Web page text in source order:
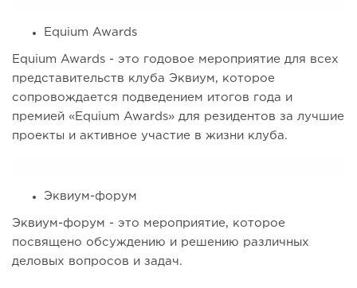
Equium Awards
Equium Awards - это годовое мероприятие для всех
представительств клуба Эквиум, которое
сопровождается подведением итогов года и
премией «Equium Awards» для резидентов за лучшие
проекты и активное участие в жизни клуба.
Эквиум-форум
Эквиум-форум - это мероприятие, которое
посвящено обсуждению и решению различных
деловых вопросов и задач.